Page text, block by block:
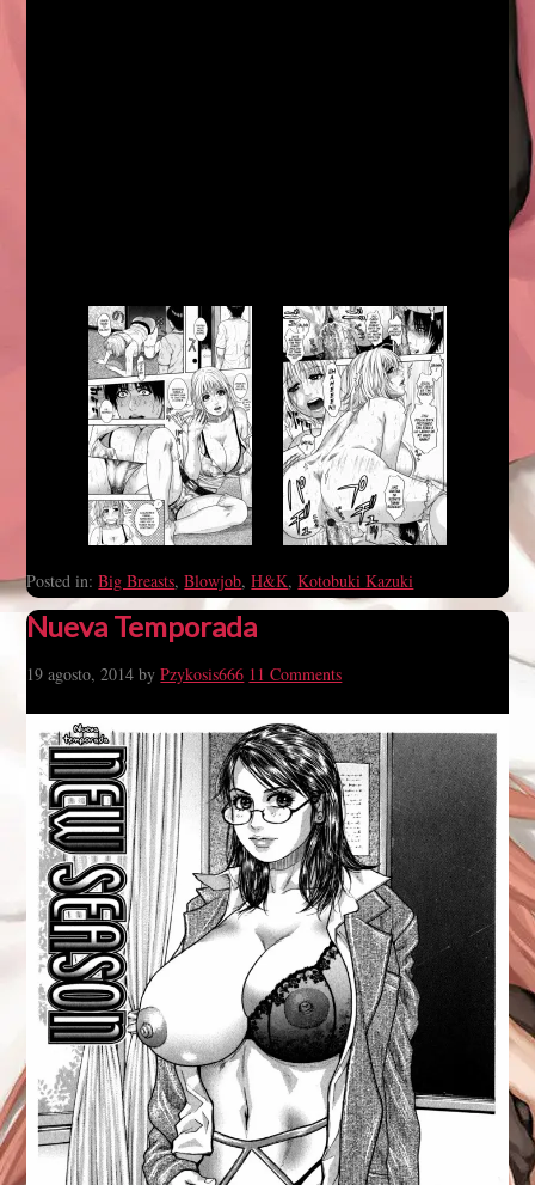
Posted in:Big Breasts,Blowjob,H&K,Kotobuki Kazuki
Nueva Temporada
19 agosto, 2014 byPzykosis666 11 Comments